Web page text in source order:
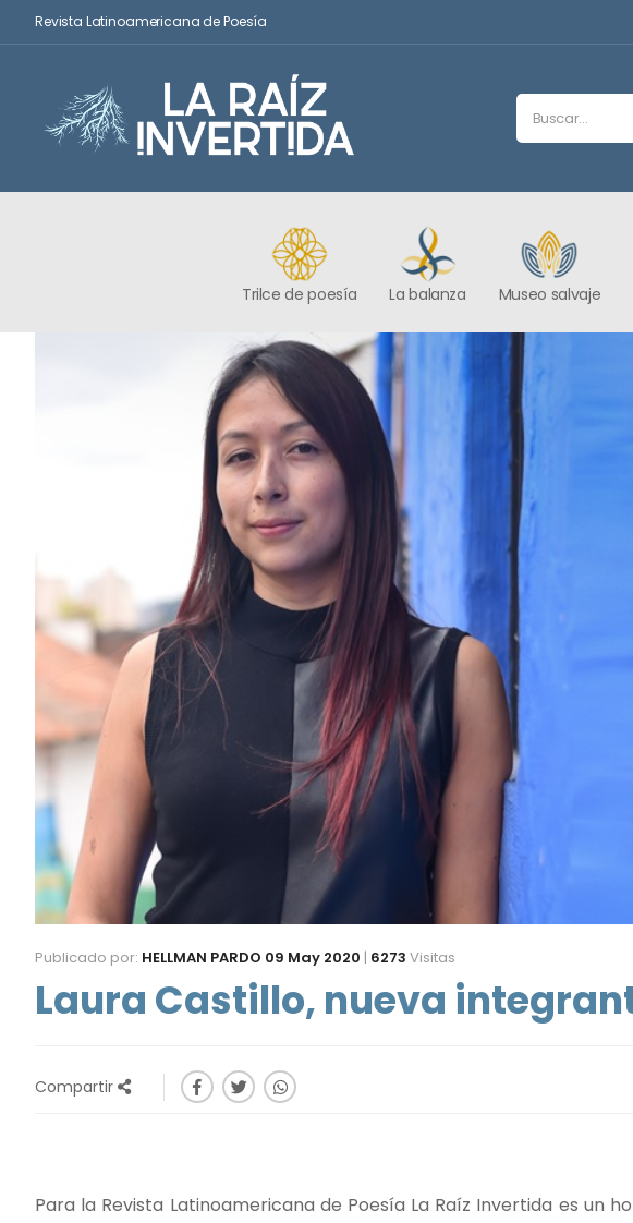
Revista Latinoamericana de Poesía
Trilce de poesía La balanza Museo salvaje
Publicado por: HELLMAN PARDO 09 May 2020 | 6273 Visitas
Laura Castillo, nueva
Compartir
Para la Revista Latinoamericana de Poesía La Raíz Invertida es un